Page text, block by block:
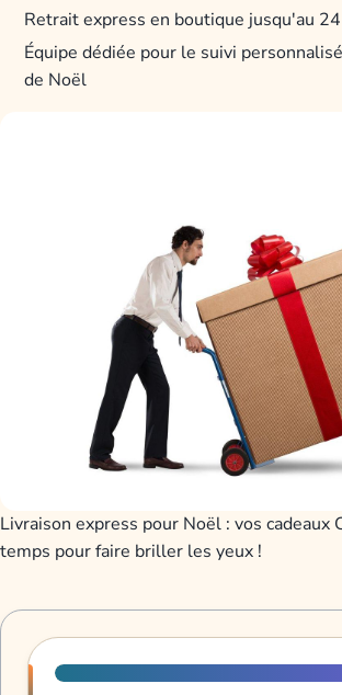
Retrait express en boutique jusqu'au
Équipe dédiée pour le suivi
de Noël
Livraison express pour Noël : vos cadeaux
temps pour faire briller les yeux !
Progression de lecture